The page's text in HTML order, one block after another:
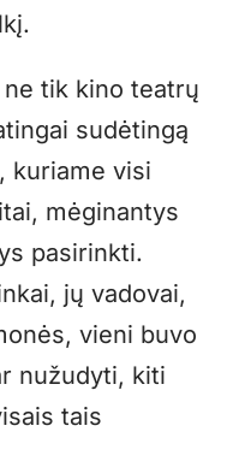
tik kino teatrų
sudėtingą
kuriame visi
mėginantys
pasirinkti.
jų vadovai,
vieni buvo
nužudyti, kiti
tais